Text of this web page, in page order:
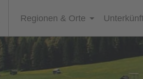
Regionen & Orte